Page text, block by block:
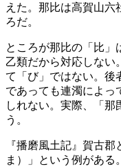
えた。那比は高賀山六
ろだ。
ところが那比の「比」
乙類だから対応しない
て「び」ではない。後
であっても連濁によっ
しれない。実際、「那
う。
『播磨風土記』賀古
ま）」という例がある